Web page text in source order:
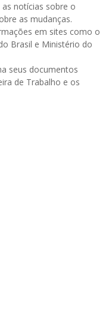
notícias sobre o
as mudanças.
em sites como o
Brasil e Ministério do
seus documentos
de Trabalho e os